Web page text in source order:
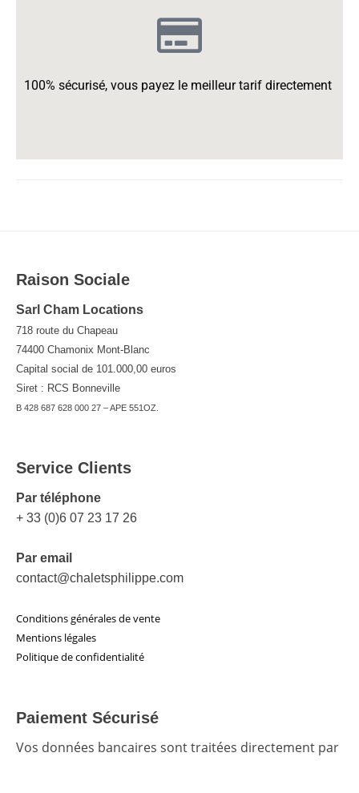
100% sécurisé, vous payez le meilleur tarif directement
Raison Sociale
Sarl Cham Locations
718 route du Chapeau
74400 Chamonix Mont-Blanc
Capital social de 101.000,00 euros
Siret : RCS Bonneville
B 428 687 628 000 27 – APE 551OZ.
Service Clients
Par téléphone
+ 33 (0)6 07 23 17 26
Par email
contact@chaletsphilippe.com
Conditions générales de vente
Mentions légales
Politique de confidentialité
Paiement Sécurisé
Vos données bancaires sont traitées directement par